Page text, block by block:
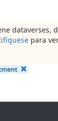
dataverses,
para